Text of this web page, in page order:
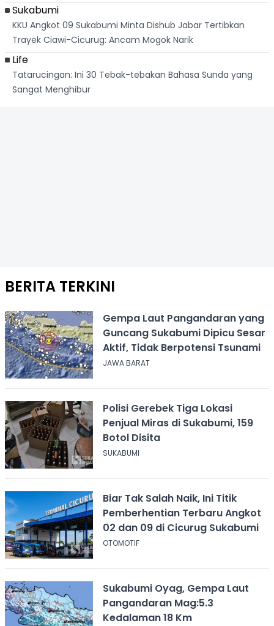
Sukabumi
KKU Angkot 09 Sukabumi Minta Dishub Jabar Tertibkan
Trayek Ciawi-Cicurug: Ancam Mogok Narik
Life
Tatarucingan: Ini 30 Tebak-tebakan Bahasa Sunda yang
Sangat Menghibur
BERITA TERKINI
Gempa Laut Pangandaran yang
Guncang Sukabumi Dipicu Sesar
Aktif, Tidak Berpotensi Tsunami
JAWA BARAT
Polisi Gerebek Tiga Lokasi
Penjual Miras di Sukabumi, 159
Botol Disita
SUKABUMI
Biar Tak Salah Naik, Ini Titik
Pemberhentian Terbaru Angkot
02 dan 09 di Cicurug Sukabumi
OTOMOTIF
Sukabumi Oyag, Gempa Laut
Pangandaran Mag:5.3
Kedalaman 18 Km